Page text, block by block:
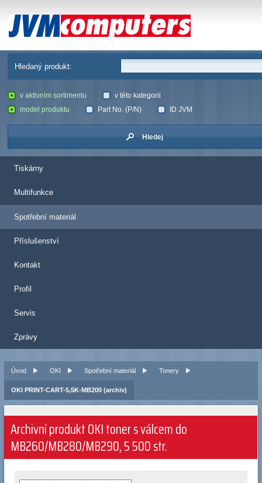
JVM Computers
Hledaný produkt:
v aktivním sortimentu
v této kategorii
model produktu
Part No. (P/N) ID JVM
Hledej
Tiskárny
Multifunkce
Spotřební materiál
Příslušenství
Kontakt
Profil
Servis
Zprávy
Úvod OKI Spotřební materiál Tonery
OKI PRINT-CART-5,5K-MB200 (archiv)
Archivní produkt OKI toner s válcem do
MB260/MB280/MB290, 5 500 str.